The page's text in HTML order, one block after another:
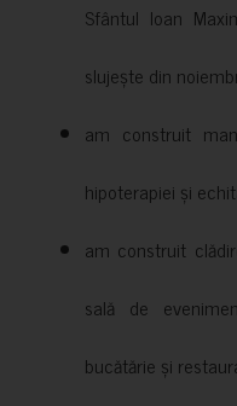
Sfântul Ioan
slujește din
am construit
hipoterapiei și
am construit
sală de
bucătărie și